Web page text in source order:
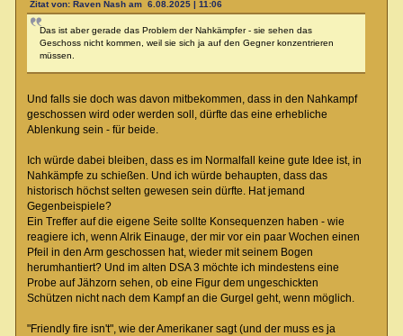
Zitat von: Raven Nash am 6.08.2025 | 11:06
Das ist aber gerade das Problem der Nahkämpfer - sie sehen das
Geschoss nicht kommen, weil sie sich ja auf den Gegner konzentrieren
müssen.
Und falls sie doch was davon mitbekommen, dass in den Nahkampf
geschossen wird oder werden soll, dürfte das eine erhebliche
Ablenkung sein - für beide.
Ich würde dabei bleiben, dass es im Normalfall keine gute Idee ist, in
Nahkämpfe zu schießen. Und ich würde behaupten, dass das
historisch höchst selten gewesen sein dürfte. Hat jemand
Gegenbeispiele?
Ein Treffer auf die eigene Seite sollte Konsequenzen haben - wie
reagiere ich, wenn Alrik Einauge, der mir vor ein paar Wochen einen
Pfeil in den Arm geschossen hat, wieder mit seinem Bogen
herumhantiert? Und im alten DSA 3 möchte ich mindestens eine
Probe auf Jähzorn sehen, ob eine Figur dem ungeschickten
Schützen nicht nach dem Kampf an die Gurgel geht, wenn möglich.
"Friendly fire isn't", wie der Amerikaner sagt (und der muss es ja